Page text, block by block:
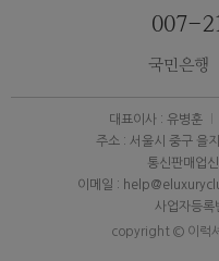
007-
국민은행
대표이사 : 유병훈
주소 : 서울시 중구 을
통신판매업
이메일 :
사업자등
copyright © 이럭